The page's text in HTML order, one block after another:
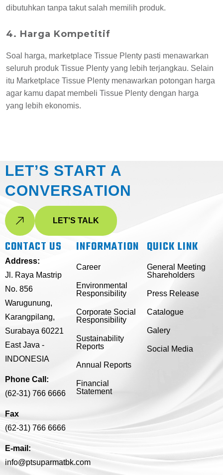
dibutuhkan tanpa takut salah memilih produk.
4. Harga Kompetitif
Soal harga, marketplace Tissue Plenty pasti menawarkan
seluruh produk Tissue Plenty yang lebih terjangkau. Selain
itu Marketplace Tissue Plenty menawarkan potongan harga
agar kamu dapat membeli Tissue Plenty dengan harga
yang lebih ekonomis.
LET’S START A
CONVERSATION
LET'S TALK
CONTACT US
Address:
Jl. Raya Mastrip
No. 856
Warugunung,
Karangpilang,
Surabaya 60221
East Java -
INDONESIA
Phone Call:
(62-31) 766 6666
Fax
(62-31) 766 6666
E-mail:
info@ptsuparmatbk.com
INFORMATION
Career
Environmental
Responsibility
Corporate Social
Responsibility
Sustainability
Reports
Annual Reports
Financial
Statement
QUICK LINK
General Meeting
Shareholders
Press Release
Catalogue
Galery
Social Media